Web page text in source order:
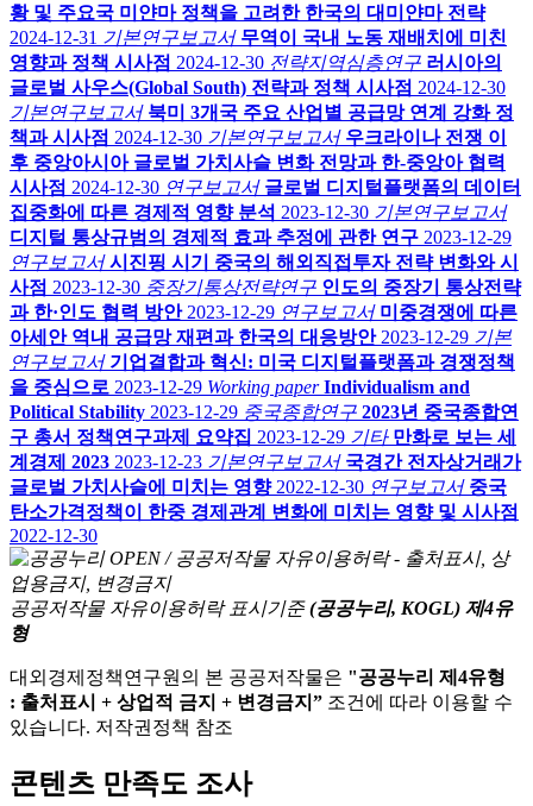
황 및 주요국 미얀마 정책을 고려한 한국의 대미얀마 전략
2024-12-31 기본연구보고서 무역이 국내 노동 재배치에 미친
영향과 정책 시사점 2024-12-30 전략지역심층연구 러시아의
글로벌 사우스(Global South) 전략과 정책 시사점 2024-12-30
기본연구보고서 북미 3개국 주요 산업별 공급망 연계 강화 정
책과 시사점 2024-12-30 기본연구보고서 우크라이나 전쟁 이
후 중앙아시아 글로벌 가치사슬 변화 전망과 한-중앙아 협력
시사점 2024-12-30 연구보고서 글로벌 디지털플랫폼의 데이터
집중화에 따른 경제적 영향 분석 2023-12-30 기본연구보고서
디지털 통상규범의 경제적 효과 추정에 관한 연구 2023-12-29
연구보고서 시진핑 시기 중국의 해외직접투자 전략 변화와 시
사점 2023-12-30 중장기통상전략연구 인도의 중장기 통상전략
과 한·인도 협력 방안 2023-12-29 연구보고서 미중경쟁에 따른
아세안 역내 공급망 재편과 한국의 대응방안 2023-12-29 기본
연구보고서 기업결합과 혁신: 미국 디지털플랫폼과 경쟁정책
을 중심으로 2023-12-29 Working paper Individualism and
Political Stability 2023-12-29 중국종합연구 2023년 중국종합연
구 총서 정책연구과제 요약집 2023-12-29 기타 만화로 보는 세
계경제 2023 2023-12-23 기본연구보고서 국경간 전자상거래가
글로벌 가치사슬에 미치는 영향 2022-12-30 연구보고서 중국
탄소가격정책이 한중 경제관계 변화에 미치는 영향 및 시사점
2022-12-30
공공저작물 자유이용허락 표시기준 (공공누리, KOGL) 제4유
형
대외경제정책연구원의 본 공공저작물은 "공공누리 제4유형
: 출처표시 + 상업적 금지 + 변경금지” 조건에 따라 이용할 수
있습니다. 저작권정책 참조
콘텐츠 만족도 조사